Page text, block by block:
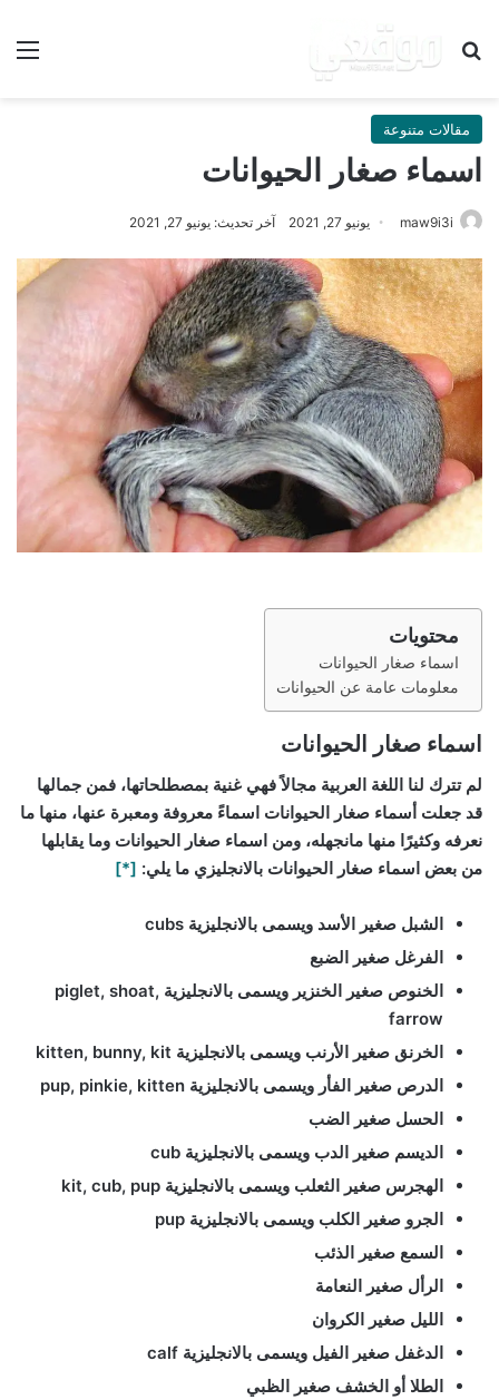
بحث عن
مقالات متنوعة
اسماء صغار الحيوانات
maw9i3i يونيو 27, 2021 آخر تحديث: يونيو 27, 2021
محتويات
اسماء صغار الحيوانات
معلومات عامة عن الحيوانات
اسماء صغار الحيوانات
لم تترك لنا اللغة العربية مجالاً فهي غنية بمصطلحاتها، فمن جمالها
قد جعلت أسماء صغار الحيوانات اسماءً معروفة ومعبرة عنها، منها ما
نعرفه وكثيرًا منها مانجهله، ومن اسماء صغار الحيوانات وما يقابلها
من بعض اسماء صغار الحيوانات بالانجليزي ما يلي: [*]
الشبل صغير الأسد ويسمى بالانجليزية cubs
الفرغل صغير الضبع
الخنوص صغير الخنزير ويسمى بالانجليزية piglet, shoat,
farrow
الخرنق صغير الأرنب ويسمى بالانجليزية kitten, bunny, kit
الدرص صغير الفأر ويسمى بالانجليزية pup, pinkie, kitten
الحسل صغير الضب
الديسم صغير الدب ويسمى بالانجليزية cub
الهجرس صغير الثعلب ويسمى بالانجليزية kit, cub, pup
الجرو صغير الكلب ويسمى بالانجليزية pup
السمع صغير الذئب
الرأل صغير النعامة
الليل صغير الكروان
الدغفل صغير الفيل ويسمى بالانجليزية calf
الطلا أو الخشف صغير الظبي